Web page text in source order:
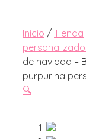
Inicio / Tienda
de navidad –
purpurina
🔍